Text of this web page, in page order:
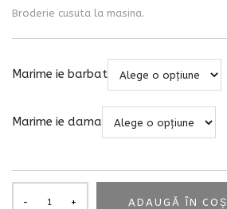
Broderie cusuta la masina.
Marime ie barbat
Marime ie dama
ADAUGĂ ÎN COȘ